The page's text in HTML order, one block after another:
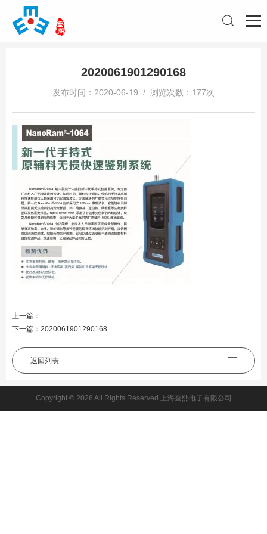
2020061901290168
发布时间：2020-06-19 / 浏览次数：177次
上一篇：
下一篇： 2020061901290168
返回列表
Copyright © 2026 All Rights Reserved 上海奎熙电子有限公司